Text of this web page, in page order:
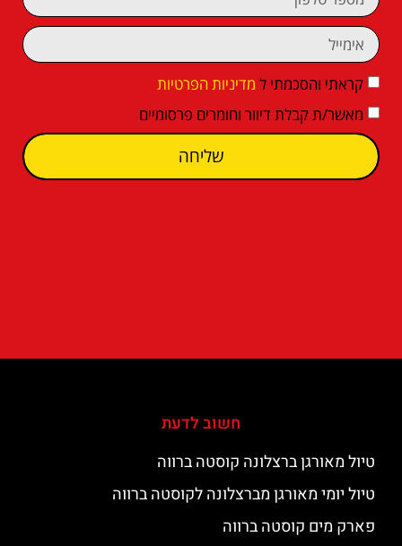
קראתי והסכמתי ל מדיניות הפרטיות
מאשר/ת קבלת דיוור וחומרים פרסומיים
שליחה
חשוב לדעת
טיול מאורגן ברצלונה קוסטה ברווה
טיול יומי מאורגן מברצלונה לקוסטה ברווה
פארק מים קוסטה ברווה